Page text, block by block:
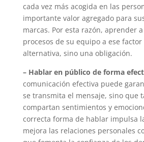
cada vez más acogida en las
importante valor agregado para
marcas. Por esta razón, aprender
procesos de su equipo a ese factor
alternativa, sino una obligación.
– Hablar en público de forma
comunicación efectiva puede
se transmita el mensaje, sino que
compartan sentimientos y
correcta forma de hablar impulsa
mejora las relaciones personales